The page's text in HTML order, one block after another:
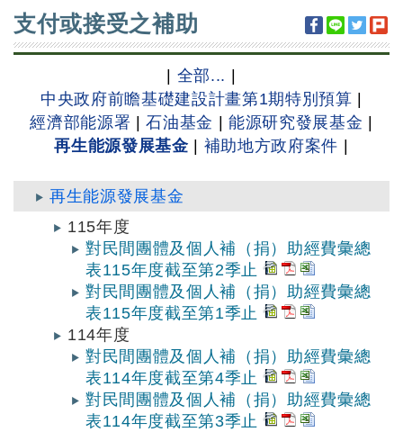
:::
支付或接受之補助
全部...
中央政府前瞻基礎建設計畫第1期特別預算
經濟部能源署 |石油基金 能源研究發展基金
再生能源發展基金
補助地方政府案件
再生能源發展基金
115年度
對民間團體及個人補（捐）助經費彙總
表115年度截至第2季止
對民間團體及個人補（捐）助經費彙總
表115年度截至第1季止
114年度
對民間團體及個人補（捐）助經費彙總
表114年度截至第4季止
對民間團體及個人補（捐）助經費彙總
表114年度截至第3季止